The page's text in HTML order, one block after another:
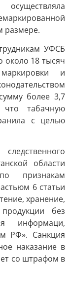
размере.
УФСБ
около 18 тысяч
и
более 3,7
что табачную
с целью
области
признакам
6 статьи
хранение,
без
информаци,
РФ». Санкция
наказание в
со штрафом в